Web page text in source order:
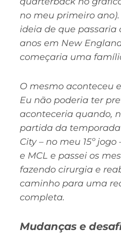
no meu primeiro ano).
ideia de que passaria
anos em New
começaria uma
O mesmo aconteceu
Eu não poderia ter
aconteceria quando,
partida da
City – no meu 15º
e MCL e passei os
fazendo cirurgia e
caminho para uma
completa.
Mudanças e